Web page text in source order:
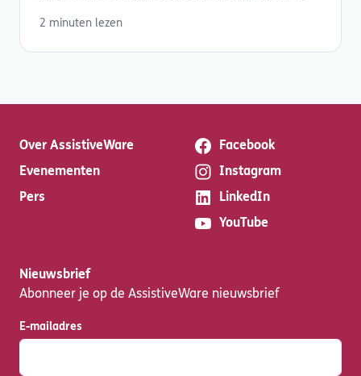
2 minuten lezen
Over AssistiveWare
Evenementen
Pers
Facebook
Instagram
LinkedIn
YouTube
Nieuwsbrief
Abonneer je op de AssistiveWare nieuwsbrief
E-mailadres